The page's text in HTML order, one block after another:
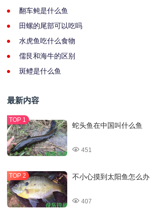
翻车鲀是什么鱼
田螺的尾部可以吃吗
水虎鱼吃什么食物
儒艮和海牛的区别
斑鳢是什么鱼
最新内容
蛇头鱼在中国叫什么鱼
451
不小心摸到太阳鱼怎么办
407